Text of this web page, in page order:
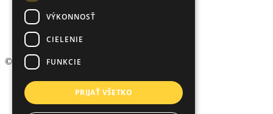
© 2026 Arvin & Benet, Všetky práva vyhradené.
Hypokalkulačka
Rezervačná zmluva
Ochrana osobných údajov
VÝKONNOSŤ
CIELENIE
FUNKCIE
PRIJAŤ VŠETKO